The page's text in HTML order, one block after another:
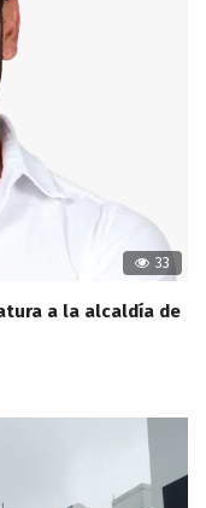
33
a la alcaldía de